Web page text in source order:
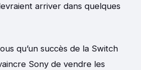
arriver dans quelques
qu’un succès de la Switch
Sony de vendre les